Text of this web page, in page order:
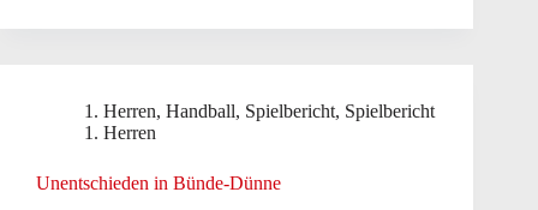
Schildesche
Heepen1. Herren, Handball, Spielbericht, Spielbericht
1. Herren
Unentschieden in Bünde-Dünne